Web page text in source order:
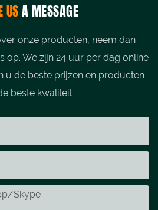
USA MESSAGE
onze producten, neem dan
op. We zijn 24 uur per dag online
u de beste prijzen en producten
beste kwaliteit.
Skype